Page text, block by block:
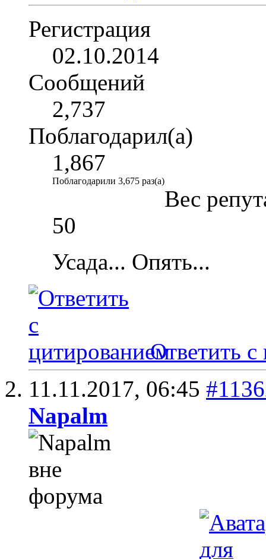
Регистрация
02.10.2014
Сообщений
2,737
Поблагодарил(а)
1,867
Поблагодарили 3,675 раз(а)
Вес
50
Усада... Опять...
Ответить с
11.11.2017, 06:45
Napalm